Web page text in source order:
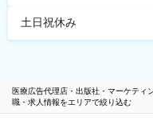
土日祝休み
医療広告代理店・出版社・マーケティ
職・求人情報をエリアで絞り込む